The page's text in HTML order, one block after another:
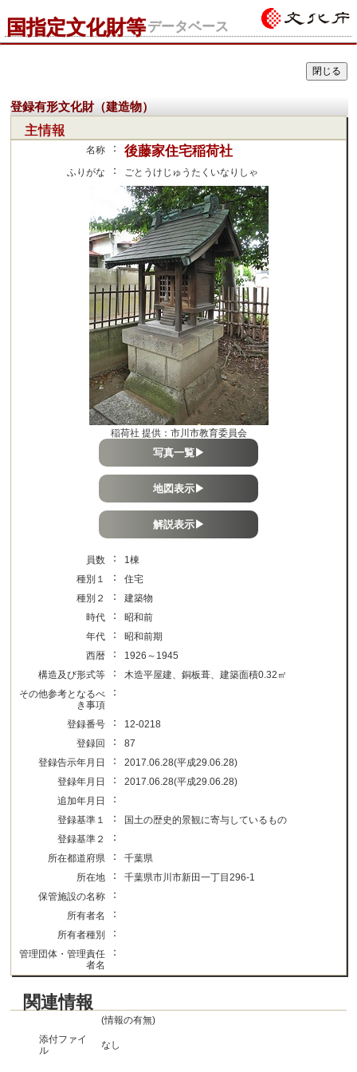
国指定文化財等データベース
登録有形文化財（建造物）
主情報
名称 ： 後藤家住宅稲荷社
ふりがな ： ごとうけじゅうたくいなりしゃ
稲荷社 提供：市川市教育委員会
写真一覧▶
地図表示▶
解説表示▶
員数 ：
1棟
種別１
：
住宅
種別２
：
建築物
時代
：
昭和前
年代
：
昭和前期
西暦
：
1926～1945
構造及び形式等
：
木造平屋建、銅板葺、建築面積0.32㎡
その他参考となるべ
き事項
：
登録番号 ：
12-0218
登録回
：
87
登録告示年月日
：
2017.06.28(平成29.06.28)
登録年月日
：
2017.06.28(平成29.06.28)
追加年月日
：
登録基準１ ：
国土の歴史的景観に寄与しているもの
登録基準２
：
所在都道府県 ：
千葉県
所在地
：
千葉県市川市新田一丁目296-1
保管施設の名称
：
所有者名 ：
所有者種別 ：
管理団体・管理責任
者名
：
関連情報
(情報の有無)
添付ファイ
ル
なし